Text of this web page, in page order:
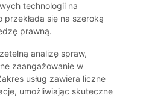
technologii na
się na szeroką
prawną.
analizę spraw,
zaangażowanie w
usług zawiera liczne
umożliwiając skuteczne